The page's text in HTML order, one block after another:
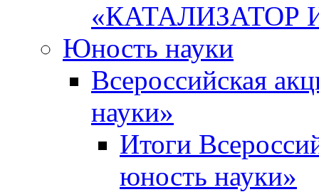
«КАТАЛИЗАТОР
Юность науки
Всероссийская
науки»
Итоги
юность науки»